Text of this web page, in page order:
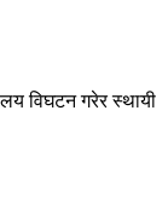
विघटन गरेर स्थायी